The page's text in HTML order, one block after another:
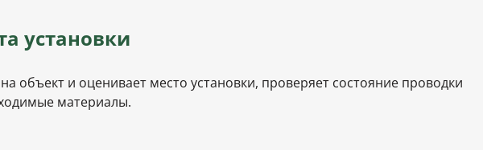
установки
объект и оценивает место установки, проверяет состояние проводки
материалы.